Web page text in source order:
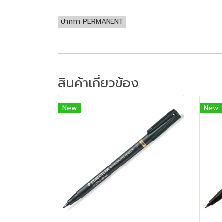
ปากกา PERMANENT
สินค้าเกี่ยวข้อง
New New